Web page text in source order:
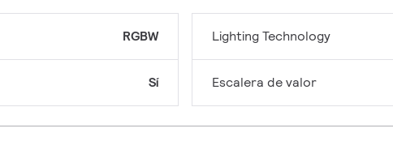
RGBW
Sí
Lighting Technology
Escalera de valor